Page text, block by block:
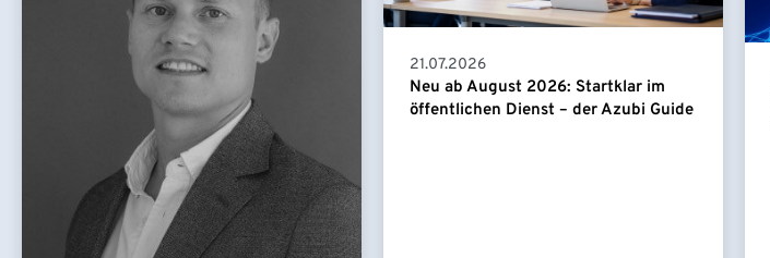
21.07.2026
Neu ab August 2026: Startklar im
öffentlichen Dienst – der Azubi Guide